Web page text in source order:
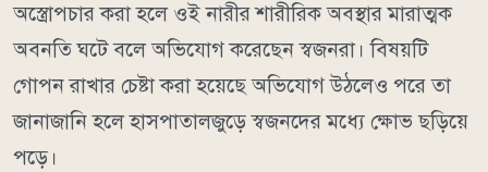
অস্ত্রোপচার করা হলে ওই নারীর শারীরিক অবস্থার মারাত্মক
অবনতি ঘটে বলে অভিযোগ করেছেন স্বজনরা। বিষয়টি
গোপন রাখার চেষ্টা করা হয়েছে অভিযোগ উঠলেও পরে তা
জানাজানি হলে হাসপাতালজুড়ে স্বজনদের মধ্যে ক্ষোভ ছড়িয়ে
পড়ে।